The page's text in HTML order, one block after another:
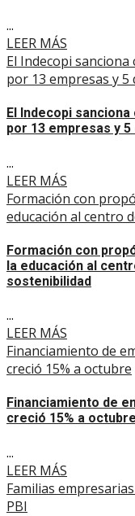
...
LEER MÁS
El Indecopi
por 13 empresas y 5
El Indecopi
por 13 empresas y
...
LEER MÁS
Formación con
educación al centro
Formación con
la educación al
sostenibilidad
...
LEER MÁS
Financiamiento de
creció 15% a octubre
Financiamiento de
creció 15% a octubre
...
LEER MÁS
Familias
PBI